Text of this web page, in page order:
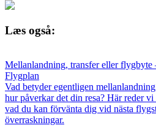
Læs også:
Mellanlandning, transfer eller flygbyte
Flygplan
Vad betyder egentligen
hur påverkar det din resa? Här reder
vad du kan förvänta dig vid nästa
överraskningar.